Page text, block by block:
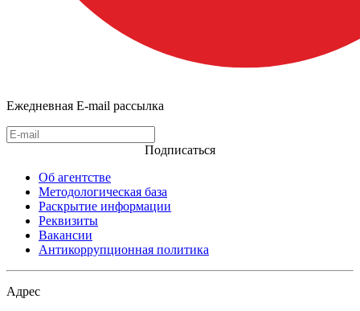
Ежедневная E-mail рассылка
Подписаться
Об агентстве
Методологическая база
Раскрытие информации
Реквизиты
Вакансии
Антикоррупционная политика
Адрес